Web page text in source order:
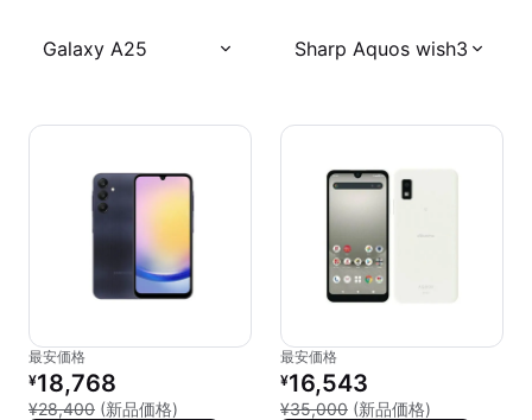
Galaxy A25 Sharp Aquos wish3
最安価格
リファービッシュ品の価格：
¥18,768
¥28,400 (新品価格) 新品との比較：¥28,400
最安価格
リファービッシュ品の価格：
¥16,543
¥35,000 (新品価格)